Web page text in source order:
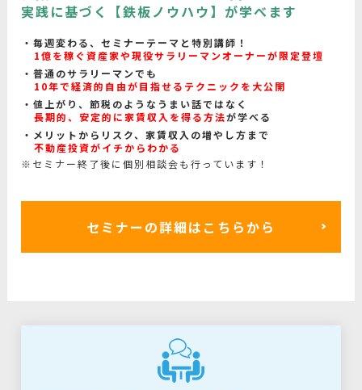
実践に基づく【鉄板ノウハウ】が学べます
毎週変わる、セミナーテーマと特別講師！
1億を稼ぐ資産家や現役サラリーマンオーナーが限定登壇
普通のサラリーマンでも
10年で経済的自由が目指せるテクニックを大公開
値上がり、節税のようなうまい話ではなく
長期的、安定的に家賃収入を得る方法が学べる
メリットからリスク、家賃収入の増やし方まで
不動産投資がイチからわかる
※セミナー終了後に個別相談会も行っています！
セミナーの詳細はこちらから